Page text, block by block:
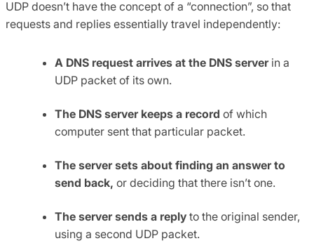
UDP doesn’t have the concept of a “connection”, so that
requests and replies essentially travel independently:
A DNS request arrives at the DNS server in a
UDP packet of its own.
The DNS server keeps a record of which
computer sent that particular packet.
The server sets about finding an answer to
send back, or deciding that there isn’t one.
The server sends a reply to the original sender,
using a second UDP packet.